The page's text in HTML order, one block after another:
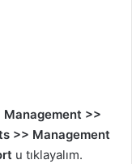
Management >>
>> Management
u tıklayalım.